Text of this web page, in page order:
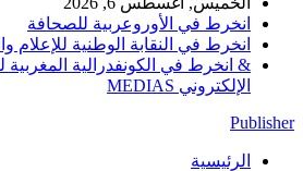
انخرط في الأوروعربية للصحافة
انخرط في النقابة الوطنية للإعلام
& انخرط في الكونفدرالية
الإلكتروني MEDIAS
Publisher
الرئيسية